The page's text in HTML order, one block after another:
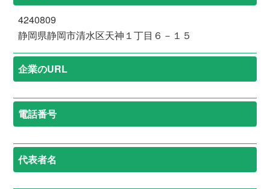
4240809
静岡県静岡市清水区天神１丁目６－１５
企業のURL
電話番号
代表者名